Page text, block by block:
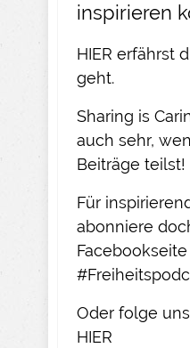
inspirieren
HIER erfährst
geht.​
Sharing is
auch sehr,
Beiträge teilst!​
Für
abonniere
Oder folge
HIER​